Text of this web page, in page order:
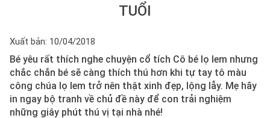
TUỔI
Xuất bản: 10/04/2018
Bé yêu rất thích nghe chuyện cổ tích Cô bé lọ lem nhưng
chắc chắn bé sẽ càng thích thú hơn khi tự tay tô màu
công chúa lọ lem trở nên thật xinh đẹp, lộng lẫy. Mẹ hãy
in ngay bộ tranh về chủ đề này để con trải nghiệm
những giây phút thú vị tại nhà nhé!